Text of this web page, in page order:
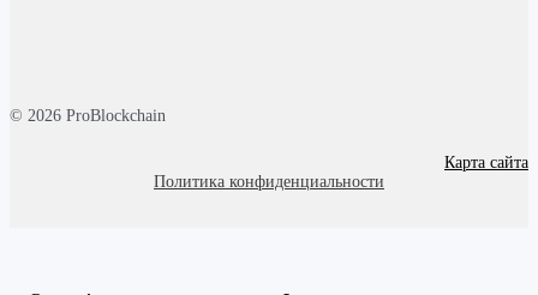
© 2026 ProBlockchain
Карта сайта
Политика конфиденциальности